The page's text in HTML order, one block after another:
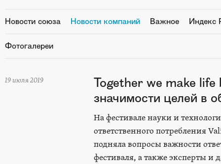
Новости союза Новости компаний Важное Индекс
Фотогалереи
19 июля 2019
Together we make life
значимости целей в
На фестивале науки и
ответственного потребления
подняла вопросы важности
фестиваля, а также эксперты и